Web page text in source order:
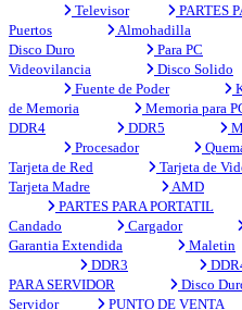
Televisor
PARTES
Puertos
Almohadilla
Disco Duro
Para PC
Videovilancia
Disco Solido
Fuente de Poder
de Memoria
Memoria para
DDR4
DDR5
Procesador
Tarjeta de Red
Tarjeta de
Tarjeta Madre
AMD
PARTES PARA PORTATIL
Candado
Cargador
Garantia Extendida
Maletin
DDR3
PARA SERVIDOR
Disco
Servidor
PUNTO DE VENTA